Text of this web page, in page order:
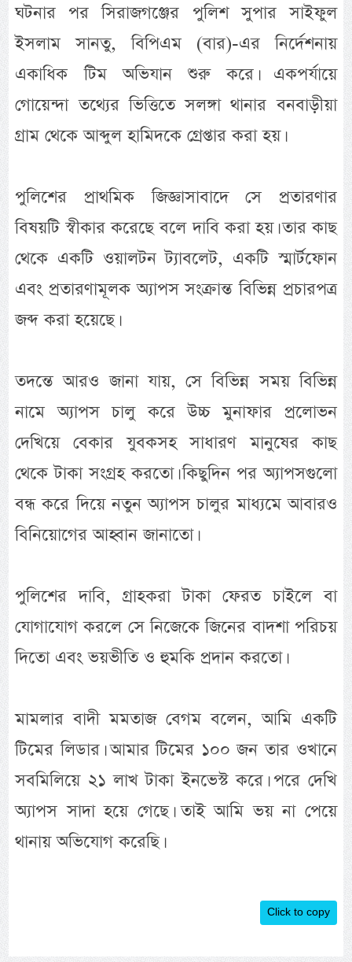
ঘটনার পর সিরাজগঞ্জের পুলিশ সুপার সাইফুল
ইসলাম সানতু, বিপিএম (বার)-এর নির্দেশনায়
একাধিক টিম অভিযান শুরু করে। একপর্যায়ে
গোয়েন্দা তথ্যের ভিত্তিতে সলঙ্গা থানার বনবাড়ীয়া
গ্রাম থেকে আব্দুল হামিদকে গ্রেপ্তার করা হয়।
পুলিশের প্রাথমিক জিজ্ঞাসাবাদে সে প্রতারণার
বিষয়টি স্বীকার করেছে বলে দাবি করা হয়। তার কাছ
থেকে একটি ওয়ালটন ট্যাবলেট, একটি স্মার্টফোন
এবং প্রতারণামূলক অ্যাপস সংক্রান্ত বিভিন্ন প্রচারপত্র
জব্দ করা হয়েছে।
তদন্তে আরও জানা যায়, সে বিভিন্ন সময় বিভিন্ন
নামে অ্যাপস চালু করে উচ্চ মুনাফার প্রলোভন
দেখিয়ে বেকার যুবকসহ সাধারণ মানুষের কাছ
থেকে টাকা সংগ্রহ করতো। কিছুদিন পর অ্যাপসগুলো
বন্ধ করে দিয়ে নতুন অ্যাপস চালুর মাধ্যমে আবারও
বিনিয়োগের আহ্বান জানাতো।
পুলিশের দাবি, গ্রাহকরা টাকা ফেরত চাইলে বা
যোগাযোগ করলে সে নিজেকে জিনের বাদশা পরিচয়
দিতো এবং ভয়ভীতি ও হুমকি প্রদান করতো।
মামলার বাদী মমতাজ বেগম বলেন, আমি একটি
টিমের লিডার। আমার টিমের ১০০ জন তার ওখানে
সবমিলিয়ে ২১ লাখ টাকা ইনভেস্ট করে। পরে দেখি
অ্যাপস সাদা হয়ে গেছে। তাই আমি ভয় না পেয়ে
থানায় অভিযোগ করেছি।
Click to copy